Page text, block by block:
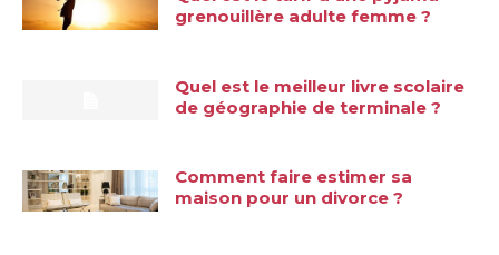
grenouillère adulte femme ?
Quel est le meilleur livre scolaire
de géographie de terminale ?
Comment faire estimer sa
maison pour un divorce ?